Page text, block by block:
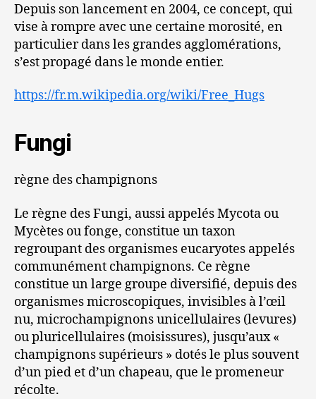
Depuis son lancement en 2004, ce concept, qui
vise à rompre avec une certaine morosité, en
particulier dans les grandes agglomérations,
s’est propagé dans le monde entier.
https://fr.m.wikipedia.org/wiki/Free_Hugs
Fungi
règne des champignons
Le règne des Fungi, aussi appelés Mycota ou
Mycètes ou fonge, constitue un taxon
regroupant des organismes eucaryotes appelés
communément champignons. Ce règne
constitue un large groupe diversifié, depuis des
organismes microscopiques, invisibles à l’œil
nu, microchampignons unicellulaires (levures)
ou pluricellulaires (moisissures), jusqu’aux «
champignons supérieurs » dotés le plus souvent
d’un pied et d’un chapeau, que le promeneur
récolte.